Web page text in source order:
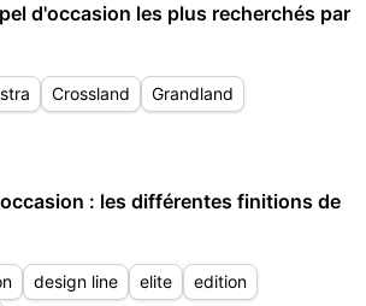
d'occasion les plus recherchés par
Crossland
Grandland
: les différentes finitions de
design line elite
edition